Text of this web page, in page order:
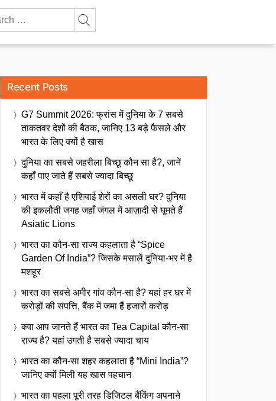
Recent Posts
G7 Summit 2026: फ्रांस में दुनिया के 7 सबसे
ताकतवर देशों की बैठक, जानिए 13 बड़े फैसले और
भारत के लिए क्यों है खास
दुनिया का सबसे जहरीला बिच्छू कौन सा है?, जानें
कहाँ पाए जाते हैं सबसे ज्यादा बिच्छू
भारत में कहाँ है एशियाई शेरों का असली घर? दुनिया
की इकलौती जगह जहाँ जंगल में आज़ादी से घूमते हैं
Asiatic Lions
भारत का कौन-सा राज्य कहलाता है “Spice
Garden Of India”? जिसके मसालें दुनिया-भर में है
मशहूर
भारत का सबसे अमीर गांव कौन-सा है? यहां हर घर में
करोड़ों की संपत्ति, बैंक में जमा हैं हजारों करोड़
क्या आप जानते हैं भारत का Tea Capital कौन-सा
राज्य है? यहां उगती है सबसे ज्यादा चाय
भारत का कौन-सा शहर कहलाता है “Mini India”?
जानिए क्यों मिली यह खास पहचान
भारत का पहला पूरी तरह डिजिटल बैंकिंग अपनाने